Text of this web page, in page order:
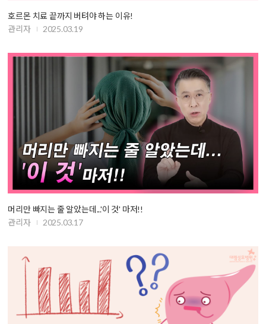
호르몬 치료 끝까지 버텨야 하는 이유!
관리자
2025.03.19
머리만 빠지는 줄 알았는데...'이 것' 마저!!
관리자
2025.03.17